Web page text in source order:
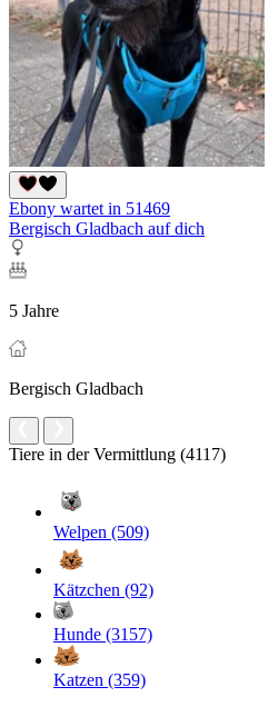
Ebony wartet in 51469
Bergisch Gladbach auf dich
5 Jahre
Bergisch Gladbach
Tiere in der Vermittlung (4117)
Welpen (509)
Kätzchen (92)
Hunde (3157)
Katzen (359)